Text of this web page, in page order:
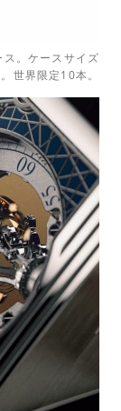
。ケースサイズ
世界限定10本。